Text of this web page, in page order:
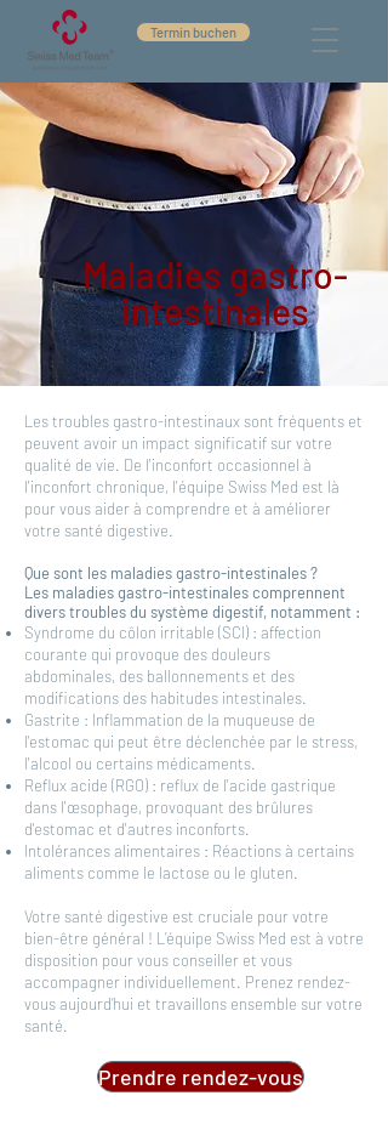
Termin buchen
Maladies gastro-
intestinales
Les troubles gastro-intestinaux sont fréquents et
peuvent avoir un impact significatif sur votre
qualité de vie. De l'inconfort occasionnel à
l'inconfort chronique, l'équipe Swiss Med est là
pour vous aider à comprendre et à améliorer
votre santé digestive.
Que sont les maladies gastro-intestinales ?
Les maladies gastro-intestinales comprennent
divers troubles du système digestif, notamment :
Syndrome du côlon irritable (SCI) : affection
courante qui provoque des douleurs
abdominales, des ballonnements et des
modifications des habitudes intestinales.
Gastrite : Inflammation de la muqueuse de
l'estomac qui peut être déclenchée par le stress,
l'alcool ou certains médicaments.
Reflux acide (RGO) : reflux de l'acide gastrique
dans l'œsophage, provoquant des brûlures
d'estomac et d'autres inconforts.
Intolérances alimentaires : Réactions à certains
aliments comme le lactose ou le gluten.
Votre santé digestive est cruciale pour votre
bien-être général ! L’équipe Swiss Med est à votre
disposition pour vous conseiller et vous
accompagner individuellement. Prenez rendez-
vous aujourd’hui et travaillons ensemble sur votre
santé.
Prendre rendez-vous